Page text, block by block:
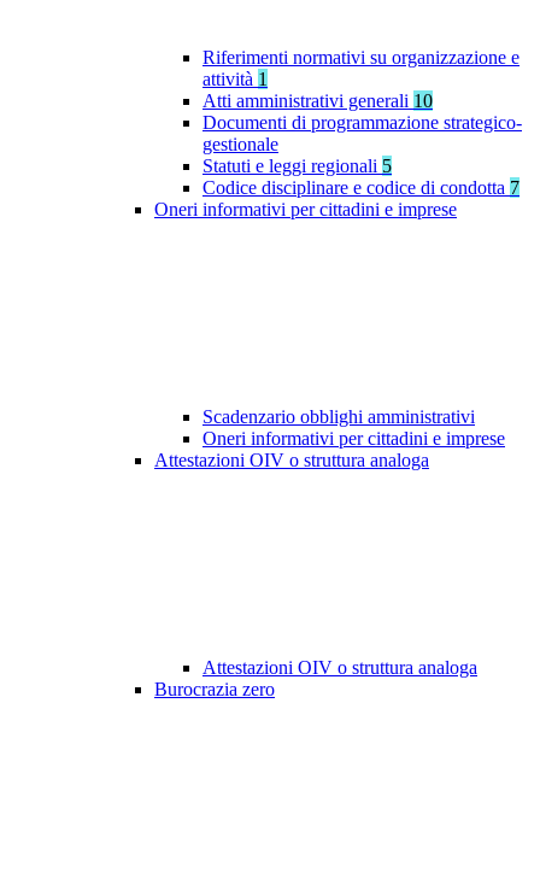
Riferimenti normativi su organizzazione e
attività 1
Atti amministrativi generali 10
Documenti di programmazione strategico-
gestionale
Statuti e leggi regionali 5
Codice disciplinare e codice di condotta 7
Oneri informativi per cittadini e imprese
Scadenzario obblighi amministrativi
Oneri informativi per cittadini e imprese
Attestazioni OIV o struttura analoga
Attestazioni OIV o struttura analoga
Burocrazia zero